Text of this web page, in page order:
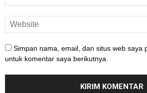
Simpan nama, email, dan situs web saya
untuk komentar saya berikutnya.